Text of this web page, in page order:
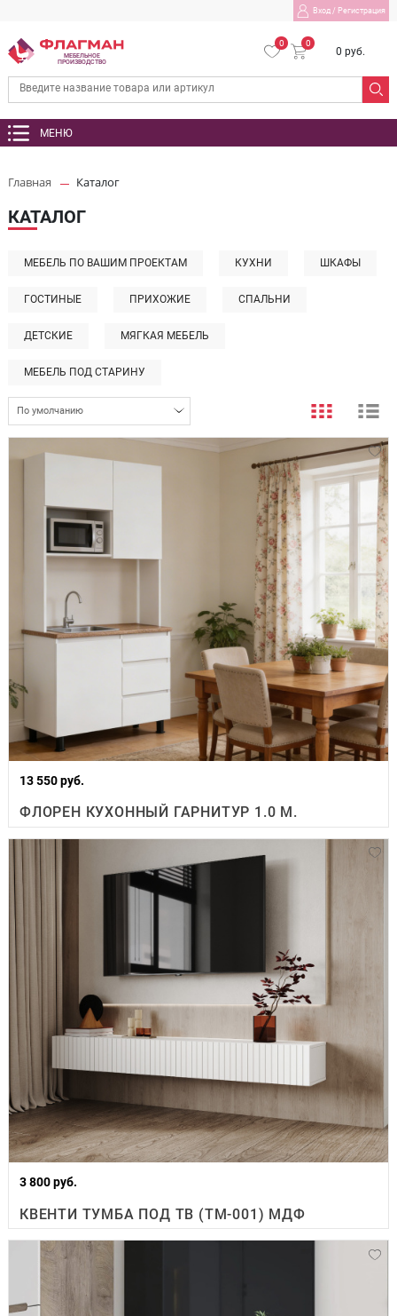
Вход/ Регистрация
МЕБЕЛЬНОЕ
ПРОИЗВОДСТВО
0 0
0 руб.
МЕНЮ
Главная Каталог
КАТАЛОГ
МЕБЕЛЬ ПО ВАШИМ ПРОЕКТАМ КУХНИ ШКАФЫ
ГОСТИНЫЕ ПРИХОЖИЕ СПАЛЬНИ
ДЕТСКИЕ МЯГКАЯ МЕБЕЛЬ
МЕБЕЛЬ ПОД СТАРИНУ
По умолчанию
13 550 руб.
ФЛОРЕН КУХОННЫЙ ГАРНИТУР 1.0 М.
3 800 руб.
КВЕНТИ ТУМБА ПОД ТВ (ТМ-001) МДФ